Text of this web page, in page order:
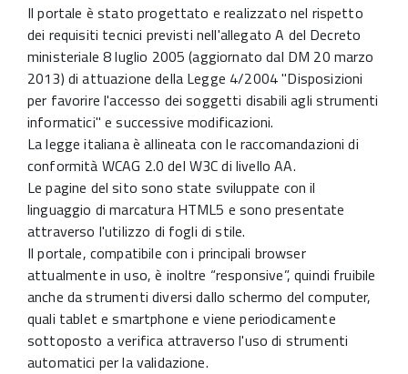
Il portale è stato progettato e realizzato nel rispetto
dei requisiti tecnici previsti nell'allegato A del Decreto
ministeriale 8 luglio 2005 (aggiornato dal DM 20 marzo
2013) di attuazione della Legge 4/2004 "Disposizioni
per favorire l'accesso dei soggetti disabili agli strumenti
informatici" e successive modificazioni.
La legge italiana è allineata con le raccomandazioni di
conformità WCAG 2.0 del W3C di livello AA.
Le pagine del sito sono state sviluppate con il
linguaggio di marcatura HTML5 e sono presentate
attraverso l'utilizzo di fogli di stile.
Il portale, compatibile con i principali browser
attualmente in uso, è inoltre “responsive”, quindi fruibile
anche da strumenti diversi dallo schermo del computer,
quali tablet e smartphone e viene periodicamente
sottoposto a verifica attraverso l'uso di strumenti
automatici per la validazione.